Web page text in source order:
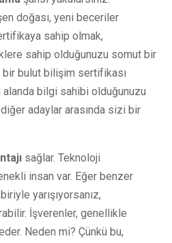
doğası, yeni beceriler
sahip olmak,
sahip olduğunuzu somut bir
bulut bilişim sertifikası
alanda bilgi sahibi olduğunuzu
adaylar arasında sizi bir
sağlar. Teknoloji
insan var. Eğer benzer
yarışıyorsanız,
İşverenler, genellikle
Neden mi? Çünkü bu,